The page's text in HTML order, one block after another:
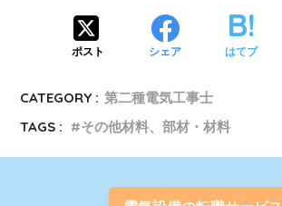
ポスト シェア はてブ
CATEGORY : 第二種電気工事士
TAGS :
その他材料、部材・材料